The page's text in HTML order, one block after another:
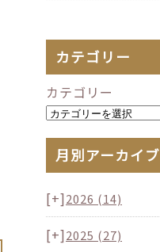
カテゴリー
カテゴリー
月別アーカイブ
[+]2026 (14)
[+]2025 (27)